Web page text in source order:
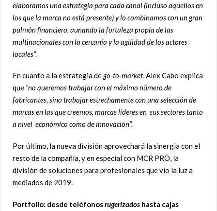
elaboramos una estrategia para cada canal (incluso aquellos en
los que la marca no está presente) y lo combinamos con un gran
pulmón financiero, aunando la fortaleza propia de las
multinacionales con la cercanía y la agilidad de los actores
locales”.
En cuanto a la estrategia dego-to-market, Alex Cabo explica
que “no queremos trabajar con el máximo númerode
fabricantes, sino trabajar estrechamente con una selección de
marcas en las que creemos, marcas líderesen sus sectorestanto
a nivel económico como de innovación”.
Por último, la nueva división aprovechará la sinergia con el
resto de la compañía, y en especial con MCR PRO, la
división de soluciones para profesionales que vio la luz a
mediados de 2019.
Portfolio: desde teléfonosrugerizados hasta cajas